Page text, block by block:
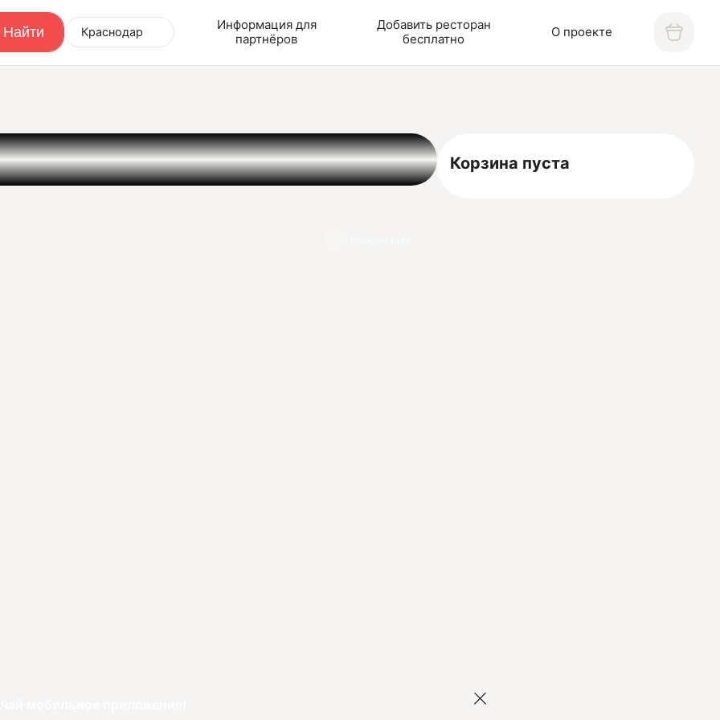
Краснодар
Информация для
партнёров
Добавить ресторан
бесплатно
О проекте
Корзина пуста